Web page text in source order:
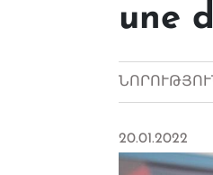
une
20.01.2022